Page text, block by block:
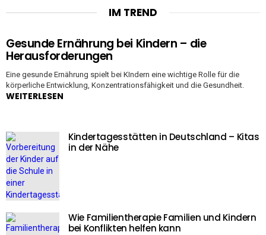
IM TREND
Gesunde Ernährung bei Kindern – die
Herausforderungen
Eine gesunde Ernährung spielt bei KIndern eine wichtige Rolle für die
körperliche Entwicklung, Konzentrationsfähigkeit und die Gesundheit.
WEITERLESEN
Kindertagesstätten in Deutschland – Kitas
in der Nähe
Wie Familientherapie Familien und Kindern
bei Konflikten helfen kann